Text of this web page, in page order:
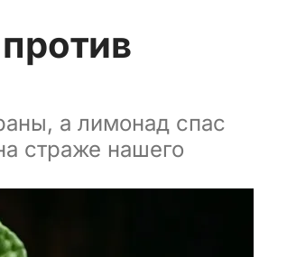
а лимонад спас
страже нашего